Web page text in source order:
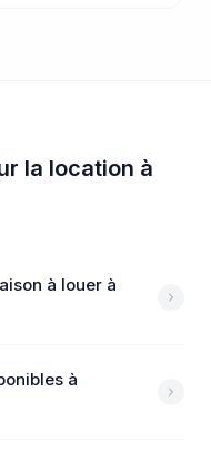
la location à
à louer à
à